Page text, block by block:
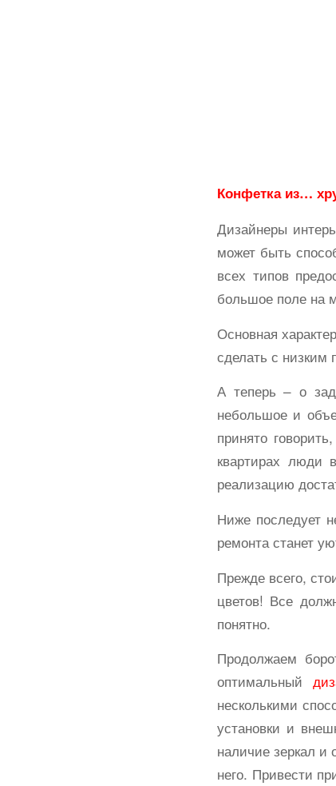
Конфетка из…
Дизайнеры
может быть
всех типов
большое поле на
Основная
сделать с низким
А теперь – о
небольшое и
принято
квартирах люди
реализацию
Ниже последует
ремонта станет
Прежде всего,
цветов! Все
понятно.
Продолжаем
оптимальный
несколькими
установки и
наличие зеркал и
него. Привести